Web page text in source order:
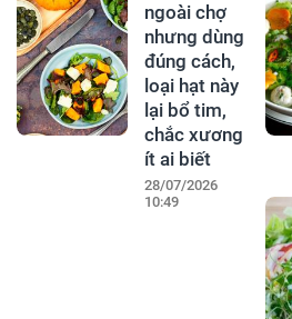
ngoài chợ
nhưng dùng
đúng cách,
loại hạt này
lại bổ tim,
chắc xương
ít ai biết
28/07/2026
10:49